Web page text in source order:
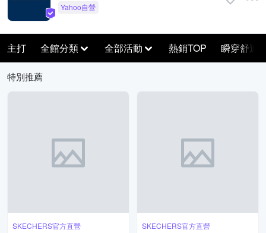
主打 全館分類 全部活動 熱銷TOP 瞬穿舒適
特別推薦
SKECHERS官方直營 SKECHERS官方直營